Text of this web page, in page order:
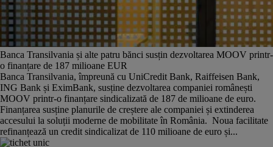
Banca Transilvania și alte patru bănci susțin dezvoltarea MOOV printr-
o finanțare de 187 milioane EUR
Banca Transilvania, împreună cu UniCredit Bank, Raiffeisen Bank,
ING Bank și EximBank, susține dezvoltarea companiei românești
MOOV printr-o finanțare sindicalizată de 187 de milioane de euro.
Finanțarea susține planurile de creștere ale companiei și extinderea
accesului la soluții moderne de mobilitate în România. Noua facilitate
refinanțează un credit sindicalizat de 110 milioane de euro și...